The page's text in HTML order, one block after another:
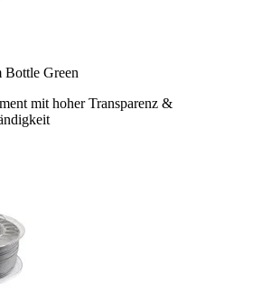
Bottle Green
mit hoher Transparenz &